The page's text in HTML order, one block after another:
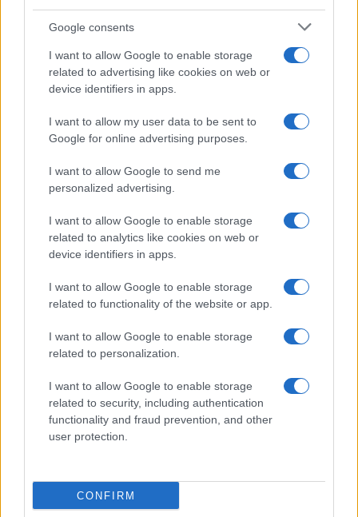
Google consents
I want to allow Google to enable storage
related to advertising like cookies on web or
device identifiers in apps.
I want to allow my user data to be sent to
Google for online advertising purposes.
I want to allow Google to send me
personalized advertising.
I want to allow Google to enable storage
related to analytics like cookies on web or
device identifiers in apps.
I want to allow Google to enable storage
related to functionality of the website or app.
I want to allow Google to enable storage
related to personalization.
I want to allow Google to enable storage
related to security, including authentication
functionality and fraud prevention, and other
user protection.
CONFIRM